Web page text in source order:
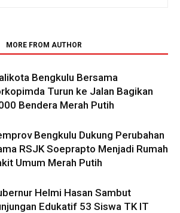
MORE FROM AUTHOR
Bengkulu Bersama
Turun ke Jalan Bagikan
Bendera Merah Putih
Bengkulu Dukung Perubahan
RSJK Soeprapto Menjadi Rumah
Umum Merah Putih
Helmi Hasan Sambut
Edukatif 53 Siswa TK IT